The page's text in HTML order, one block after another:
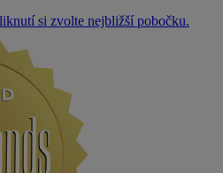
si zvolte nejbližší pobočku.